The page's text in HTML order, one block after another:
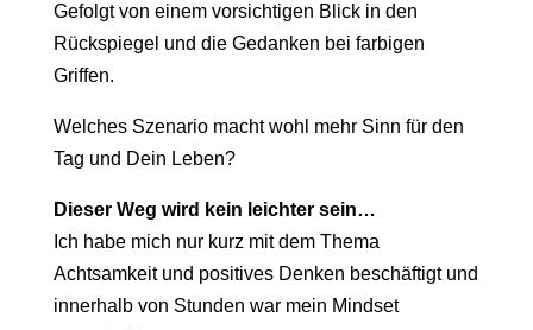
Gefolgt von einem vorsichtigen Blick in den
Rückspiegel und die Gedanken bei farbigen
Griffen.
Welches Szenario macht wohl mehr Sinn für den
Tag und Dein Leben?
Dieser Weg wird kein leichter sein…
Ich habe mich nur kurz mit dem Thema
Achtsamkeit und positives Denken beschäftigt und
innerhalb von Stunden war mein Mindset